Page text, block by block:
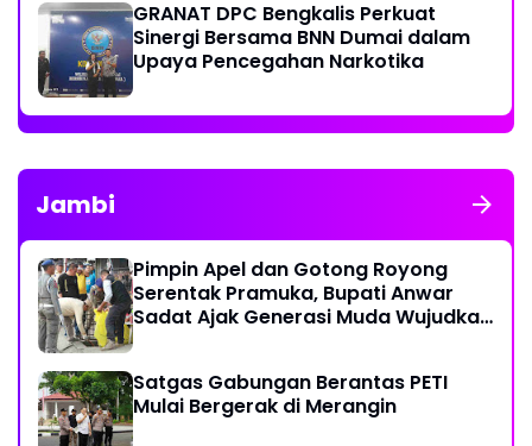
GRANAT DPC Bengkalis Perkuat
Sinergi Bersama BNN Dumai dalam
Upaya Pencegahan Narkotika
Jambi
Pimpin Apel dan Gotong Royong
Serentak Pramuka, Bupati Anwar
Sadat Ajak Generasi Muda Wujudkan
Satgas Gabungan Berantas PETI
Mulai Bergerak di Merangin